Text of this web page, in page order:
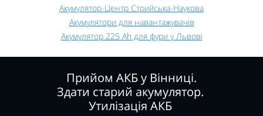
Акумулятор-Центр Стрийська-Наукова
Акумулятори для навантажувачів
Акумулятор 225 Ah для фури у Львові
Прийом АКБ у Вінниці.
Здати старий акумулятор.
Утилізація АКБ